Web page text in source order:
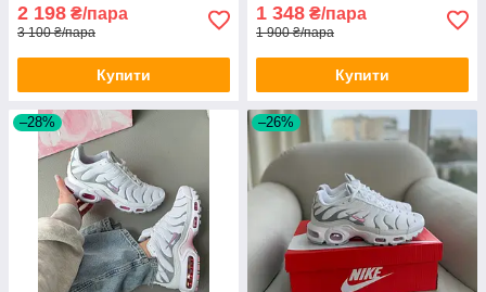
2 198 ₴/пара
3 100 ₴/пара
Купити
1 348 ₴/пара
1 900 ₴/пара
Купити
–28% –26%